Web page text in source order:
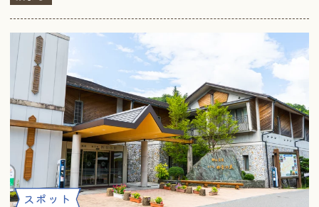
スポット